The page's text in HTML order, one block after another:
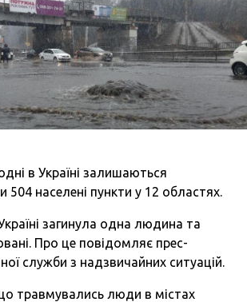
в Україні залишаються
504 населені пункти у 12 областях.
загинула одна людина та
Про це повідомляє прес-
служби з надзвичайних ситуацій.
травмувались люди в містах